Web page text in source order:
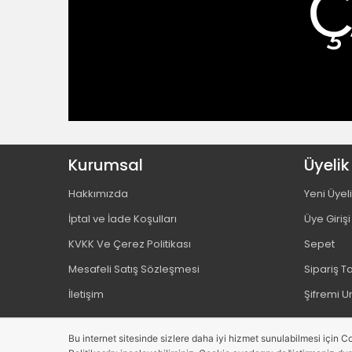
Kurumsal
Hakkımızda
İptal ve İade Koşulları
KVKK Ve Çerez Politikası
Mesafeli Satış Sözleşmesi
İletişim
Üyelik
Yeni
Üye Girişi
Sepet
Sipariş
Şifremi
Bu internet sitesinde sizlere daha iyi hizmet sunulabilmesi için